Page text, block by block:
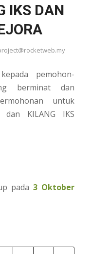
IKS DAN
pemohon-
berminat dan
untuk
dan KILANG IKS
pada 3 Oktober